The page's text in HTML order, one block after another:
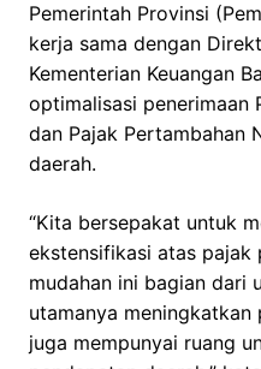
Pemerintah Provinsi
kerja sama dengan
Kementerian Keuangan
optimalisasi penerimaan
dan Pajak Pertambahan
daerah.
“Kita bersepakat untuk
ekstensifikasi atas pajak
mudahan ini bagian dari
utamanya meningkatkan
juga mempunyai ruang